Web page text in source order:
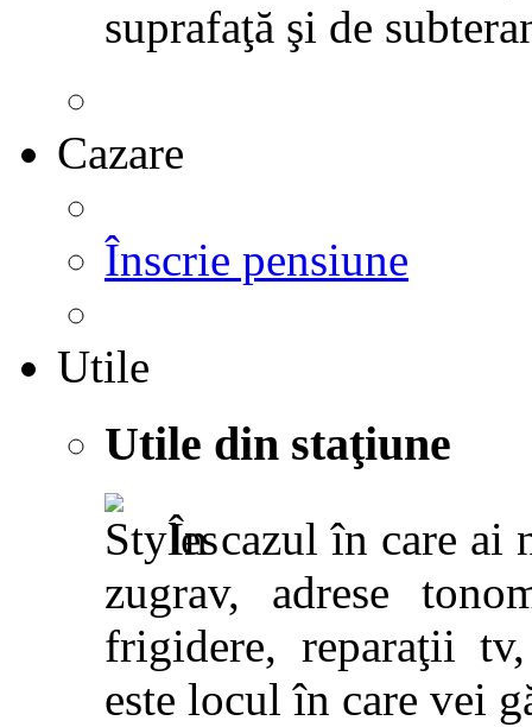
suprafaţă şi de
Cazare
Înscrie pensiune
Utile
Utile din staţiune
În cazul în care ai
zugrav, adrese
frigidere, reparaţii
este locul în care vei